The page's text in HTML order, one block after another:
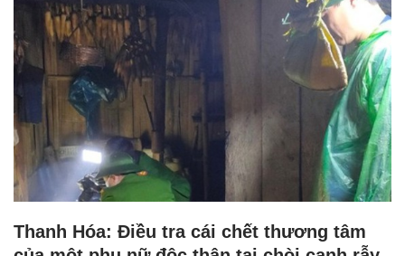
Thanh Hóa: Điều tra cái chết thương tâm